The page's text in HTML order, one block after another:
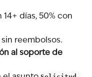
14+ días, 50% con
reembolsos.
al soporte de